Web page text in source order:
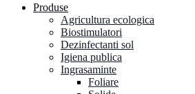
Produse
Agricultura ecologica
Biostimulatori
Dezinfectanti sol
Igiena publica
Ingrasaminte
Foliare